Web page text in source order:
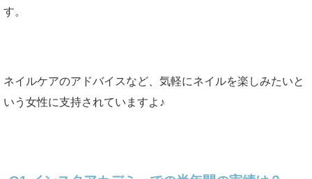
す。
ネイルケアのアドバイスなど、気軽にネイルを楽しみたいと
いう女性に支持されていますよ♪